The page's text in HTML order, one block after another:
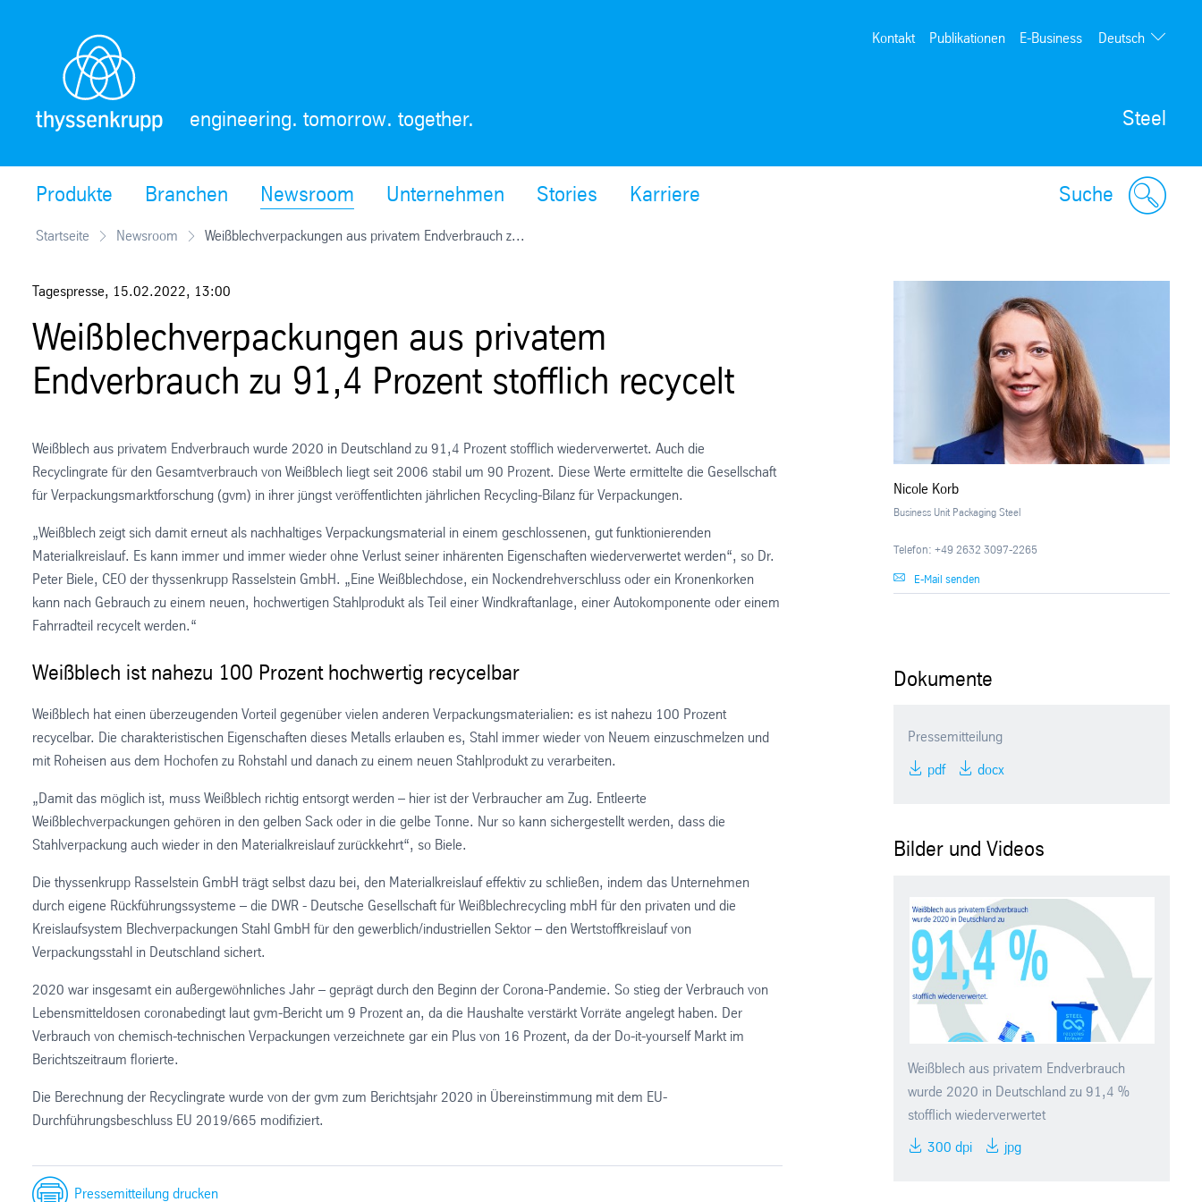
Steel
engineering. tomorrow. together.
Kontakt Publikationen E-Business Deutsch
Suche
Produkte Branchen Newsroom Unternehmen Stories Karriere
Startseite Newsroom Weißblechverpackungen aus privatem Endverbrauch z...
Tagespresse, 15.02.2022, 13:00
Weißblechverpackungen aus privatem
Endverbrauch zu 91,4 Prozent stofflich recycelt
Weißblech aus privatem Endverbrauch wurde 2020 in Deutschland zu 91,4 Prozent stofflich wiederverwertet. Auch die
Recyclingrate für den Gesamtverbrauch von Weißblech liegt seit 2006 stabil um 90 Prozent. Diese Werte ermittelte die Gesellschaft
für Verpackungsmarktforschung (gvm) in ihrer jüngst veröffentlichten jährlichen Recycling-Bilanz für Verpackungen.
„Weißblech zeigt sich damit erneut als nachhaltiges Verpackungsmaterial in einem geschlossenen, gut funktionierenden
Materialkreislauf. Es kann immer und immer wieder ohne Verlust seiner inhärenten Eigenschaften wiederverwertet werden“, so Dr.
Peter Biele, CEO der thyssenkrupp Rasselstein GmbH. „Eine Weißblechdose, ein Nockendrehverschluss oder ein Kronenkorken
kann nach Gebrauch zu einem neuen, hochwertigen Stahlprodukt als Teil einer Windkraftanlage, einer Autokomponente oder einem
Fahrradteil recycelt werden.“
Weißblech ist nahezu 100 Prozent hochwertig recycelbar
Weißblech hat einen überzeugenden Vorteil gegenüber vielen anderen Verpackungsmaterialien: es ist nahezu 100 Prozent
recycelbar. Die charakteristischen Eigenschaften dieses Metalls erlauben es, Stahl immer wieder von Neuem einzuschmelzen und
mit Roheisen aus dem Hochofen zu Rohstahl und danach zu einem neuen Stahlprodukt zu verarbeiten.
„Damit das möglich ist, muss Weißblech richtig entsorgt werden – hier ist der Verbraucher am Zug. Entleerte
Weißblechverpackungen gehören in den gelben Sack oder in die gelbe Tonne. Nur so kann sichergestellt werden, dass die
Stahlverpackung auch wieder in den Materialkreislauf zurückkehrt“, so Biele.
Die thyssenkrupp Rasselstein GmbH trägt selbst dazu bei, den Materialkreislauf effektiv zu schließen, indem das Unternehmen
durch eigene Rückführungssysteme – die DWR - Deutsche Gesellschaft für Weißblechrecycling mbH für den privaten und die
Kreislaufsystem Blechverpackungen Stahl GmbH für den gewerblich/industriellen Sektor – den Wertstoffkreislauf von
Verpackungsstahl in Deutschland sichert.
2020 war insgesamt ein außergewöhnliches Jahr – geprägt durch den Beginn der Corona-Pandemie. So stieg der Verbrauch von
Lebensmitteldosen coronabedingt laut gvm-Bericht um 9 Prozent an, da die Haushalte verstärkt Vorräte angelegt haben. Der
Verbrauch von chemisch-technischen Verpackungen verzeichnete gar ein Plus von 16 Prozent, da der Do-it-yourself Markt im
Berichtszeitraum florierte.
Die Berechnung der Recyclingrate wurde von der gvm zum Berichtsjahr 2020 in Übereinstimmung mit dem EU-
Durchführungsbeschluss EU 2019/665 modifiziert.
Pressemitteilung drucken
Nicole Korb
Business Unit Packaging Steel
Telefon: +49 2632 3097-2265
E-Mail senden
Dokumente
Pressemitteilung
pdf docx
Bilder und Videos
Weißblech aus privatem Endverbrauch
wurde 2020 in Deutschland zu 91,4 %
stofflich wiederverwertet
300 dpi jpg